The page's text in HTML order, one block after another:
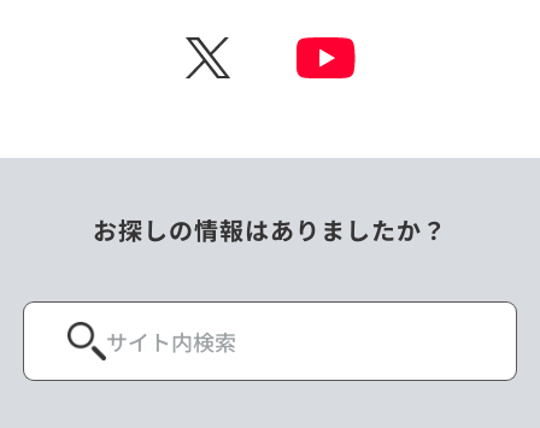
X
お探しの情報はありましたか？